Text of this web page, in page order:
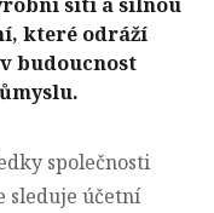
které odráží
budoucnost
společnosti
sleduje účetní